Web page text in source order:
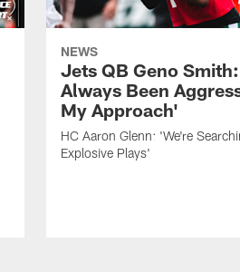
NEWS
Jets QB Geno
Always Been
My Approach'
HC Aaron Glenn: 'We're
Explosive Plays'